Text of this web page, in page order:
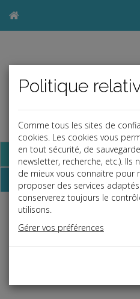
Base documentaire
Dossiers
Espace réservé
Comme tous les sites de
cookies. Les cookies vous
en tout sécurité, de
newsletter, recherche, etc.).
de mieux vous connaitre pour
proposer des services
conserverez toujours le
utilisons.
Gérer vos préférences